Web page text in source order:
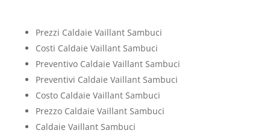
Prezzi Caldaie Vaillant Sambuci
Costi Caldaie Vaillant Sambuci
Preventivo Caldaie Vaillant Sambuci
Preventivi Caldaie Vaillant Sambuci
Costo Caldaie Vaillant Sambuci
Prezzo Caldaie Vaillant Sambuci
Caldaie Vaillant Sambuci